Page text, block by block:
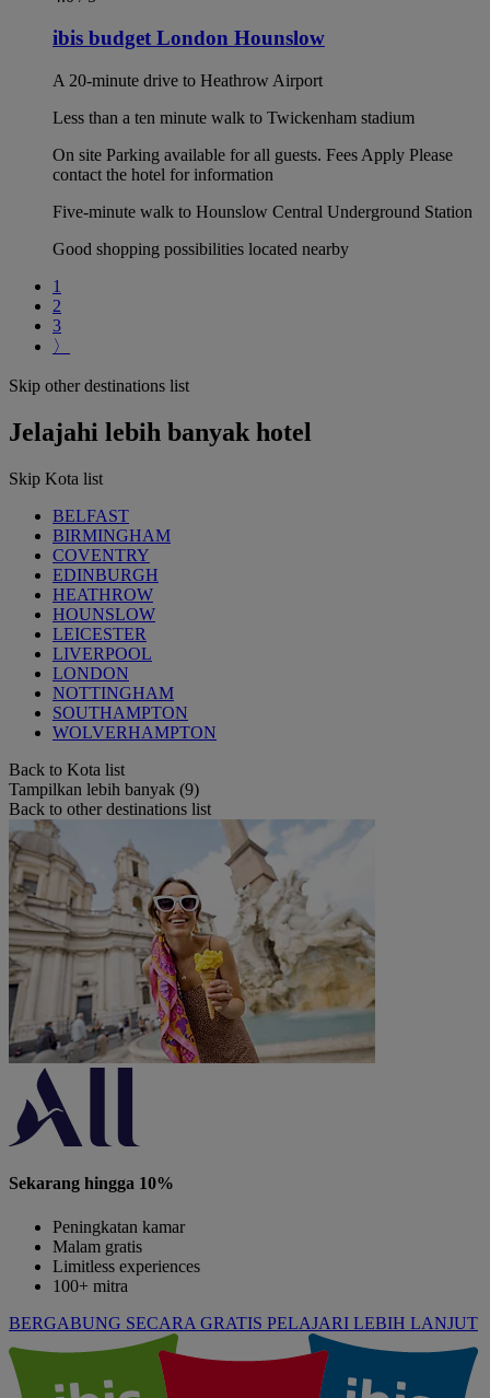
ibis budget London Hounslow
A 20-minute drive to Heathrow Airport
Less than a ten minute walk to Twickenham stadium
On site Parking available for all guests. Fees Apply Please
contact the hotel for information
Five-minute walk to Hounslow Central Underground Station
Good shopping possibilities located nearby
1
2
3
〉
Skip other destinations list
Jelajahi lebih banyak hotel
Skip Kota list
BELFAST
BIRMINGHAM
COVENTRY
EDINBURGH
HEATHROW
HOUNSLOW
LEICESTER
LIVERPOOL
LONDON
NOTTINGHAM
SOUTHAMPTON
WOLVERHAMPTON
Back to Kota list
Tampilkan lebih banyak (9)
Back to other destinations list
Sekarang hingga 10%
Peningkatan kamar
Malam gratis
Limitless experiences
100+ mitra
BERGABUNG SECARA GRATIS PELAJARI LEBIH LANJUT